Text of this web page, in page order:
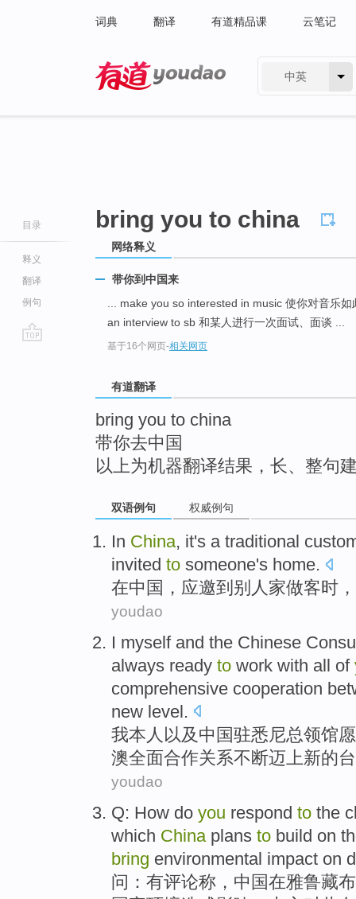
词典 翻译 有道精品课 云笔记
中英
目录
释义
翻译
例句
bring you to china
网络释义
带你到中国来
... make you so interested in music 使你对音乐
an interview to sb 和某人进行一次面试、面谈 ...
基于16个网页-相关网页
有道翻译
bring you to china
带你去中国
以上为机器翻译结果，长、整句
双语例句 权威例句
In China, it's a traditional
invited to someone's home.
在中国，应邀到别人家做客时
youdao
I myself and the Chinese
always ready to work with all of
comprehensive cooperation
new level.
我本人 以及 中国驻悉尼总领馆愿
澳全面合作关系不断迈上新的
youdao
Q: How do you respond to the
which China plans to build on
bring environmental impact on
问 ：有评论称 ， 中国在雅鲁藏布